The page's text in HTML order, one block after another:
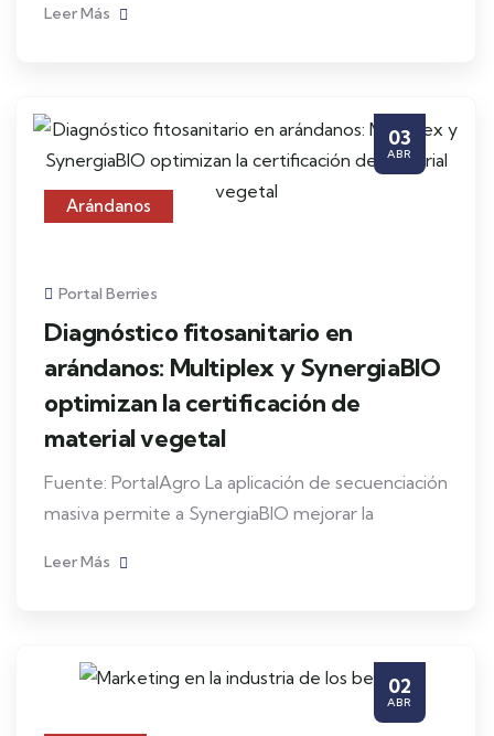
Leer Más
03
ABR
Arándanos
Portal Berries
Diagnóstico fitosanitario en
arándanos: Multiplex y SynergiaBIO
optimizan la certificación de
material vegetal
Fuente: PortalAgro La aplicación de secuenciación
masiva permite a SynergiaBIO mejorar la
Leer Más
02
ABR